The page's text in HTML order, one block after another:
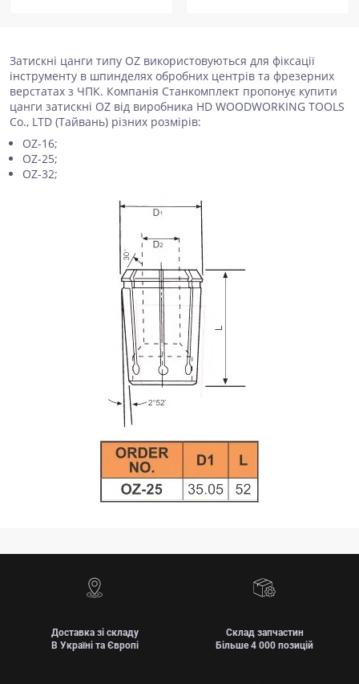
Затискні цанги типу OZ використовуються для фіксації
інструменту в шпинделях обробних центрів та фрезерних
верстатах з ЧПК. Компанія Станкомплект пропонує купити
цанги затискні OZ від виробника HD WOODWORKING TOOLS
Co., LTD (Тайвань) різних розмірів:
OZ-16;
OZ-25;
OZ-32;
Доставка зі складу
В Україні та Європі
Склад запчастин
Більше 4 000 позицій